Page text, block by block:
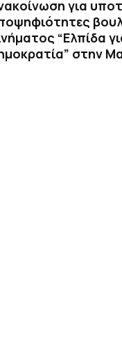
για
“Ελπίδα
στην